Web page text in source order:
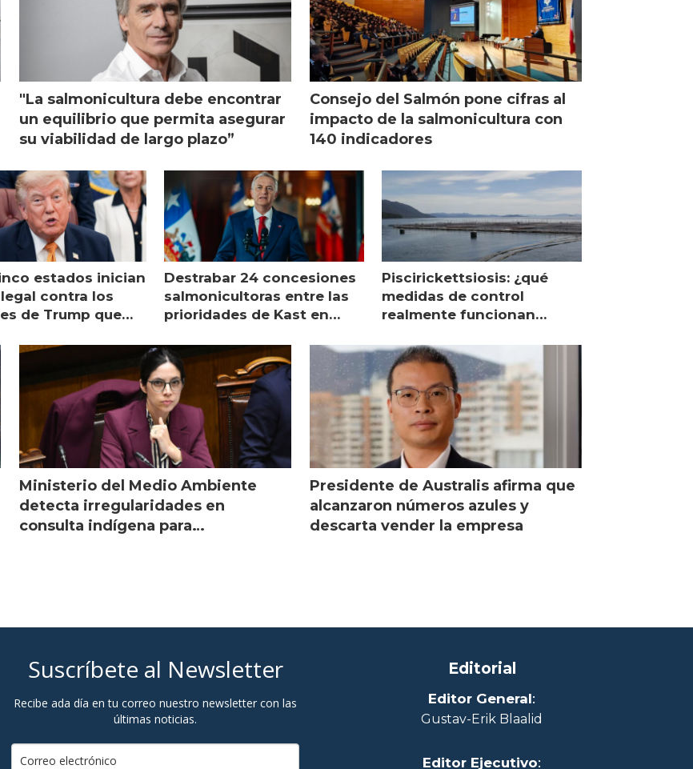
"La salmonicultura debe encontrar
un equilibrio que permita asegurar
su viabilidad de largo plazo”
Consejo del Salmón pone cifras al
impacto de la salmonicultura con
140 indicadores
estados inician
contra los
de Trump que
Destrabar 24 concesiones
salmonicultoras entre las
prioridades de Kast en
Piscirickettsiosis: ¿qué
medidas de control
realmente funcionan
Ministerio del Medio Ambiente
detecta irregularidades en
consulta indígena para
Presidente de Australis afirma que
alcanzaron números azules y
descarta vender la empresa
Suscríbete al Newsletter
Recibe ada día en tu correo nuestro newsletter con las
últimas noticias.
Editorial
Editor General:
Gustav-Erik Blaalid
Editor Ejecutivo: